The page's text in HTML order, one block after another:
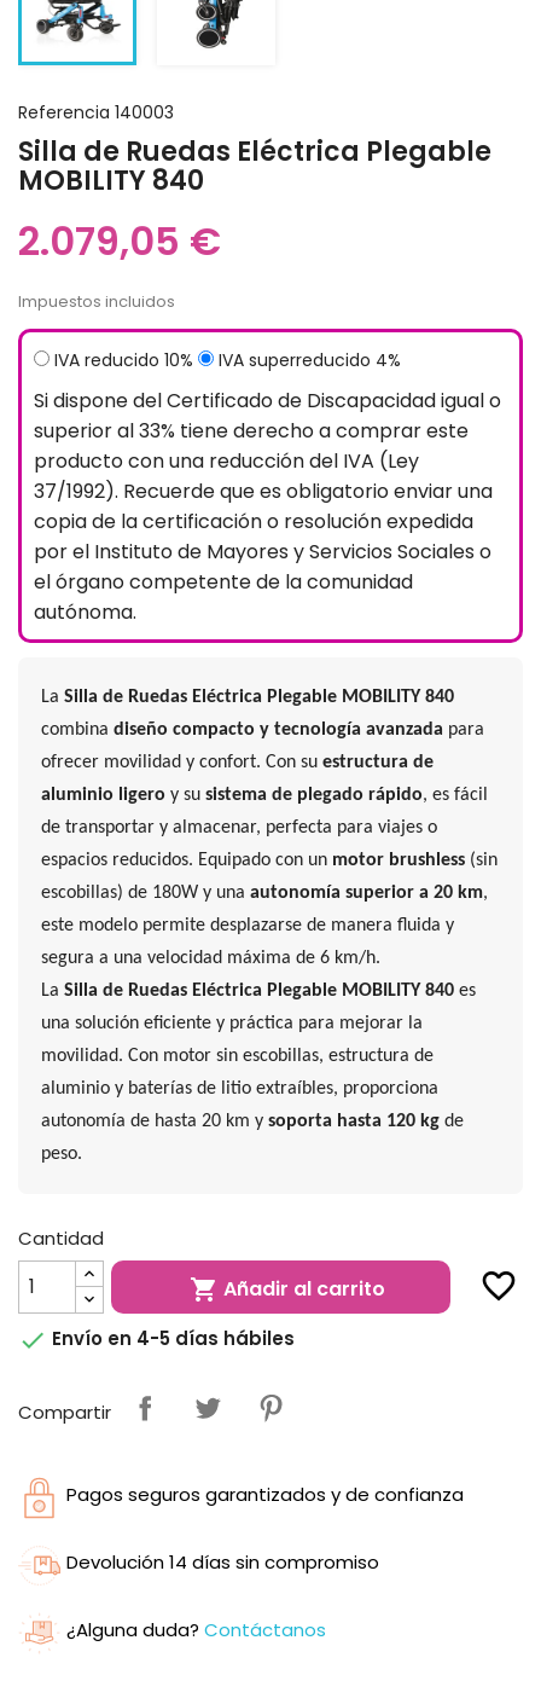
Referencia 140003
Silla de Ruedas Eléctrica Plegable
MOBILITY 840
2.079,05 €
Impuestos incluidos
IVA reducido 10% IVA superreducido 4%
Si dispone del Certificado de Discapacidad igual o
superior al 33% tiene derecho a comprar este
producto con una reducción del IVA (Ley
37/1992). Recuerde que es obligatorio enviar una
copia de la certificación o resolución expedida
por el Instituto de Mayores y Servicios Sociales o
el órgano competente de la comunidad
autónoma.
LaSilla de Ruedas Eléctrica Plegable MOBILITY 840
combinadiseño compacto y tecnología avanzada para
ofrecer movilidad y confort. Con suestructura de
aluminio ligero y susistema de plegado rápido, es fácil
de transportar y almacenar, perfecta para viajes o
espacios reducidos. Equipado con un motor brushless (sin
escobillas) de 180W y unaautonomía superior a 20 km,
este modelo permite desplazarse de manera fluida y
segura a una velocidad máxima de 6 km/h.
LaSilla de Ruedas Eléctrica Plegable MOBILITY 840 es
una solución eficiente y práctica para mejorar la
movilidad. Con motor sin escobillas, estructura de
aluminio y baterías de litio extraíbles, proporciona
autonomía de hasta 20 km ysoporta hasta 120 kg de
peso.
Cantidad
 Añadir al carrito favorite_border
 Envío en 4-5 días hábiles
Compartir
Pagos seguros garantizados y de confianza
Devolución 14 días sin compromiso
¿Alguna duda? Contáctanos